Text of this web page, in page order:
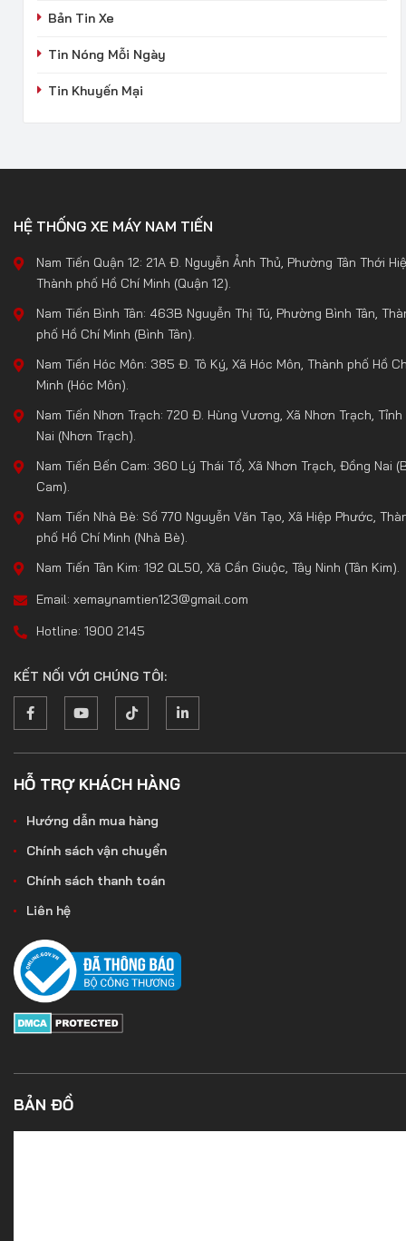
Bản Tin Xe
Tin Nóng Mỗi Ngày
Tin Khuyến Mại
HỆ THỐNG XE MÁY NAM TIẾN
Nam Tiến Quận 12: 21A Đ. Nguyễn Ảnh Thủ, Phường Tân Thới
Thành phố Hồ Chí Minh (Quận 12).
Nam Tiến Bình Tân: 463B Nguyễn Thị Tú, Phường Bình Tân,
phố Hồ Chí Minh (Bình Tân).
Nam Tiến Hóc Môn: 385 Đ. Tô Ký, Xã Hóc Môn, Thành phố Hồ
Minh (Hóc Môn).
Nam Tiến Nhơn Trạch: 720 Đ. Hùng Vương, Xã Nhơn Trạch,
Nai (Nhơn Trạch).
Nam Tiến Bến Cam: 360 Lý Thái Tổ, Xã Nhơn Trạch, Đồng Nai
Cam).
Nam Tiến Nhà Bè: Số 770 Nguyễn Văn Tạo, Xã Hiệp Phước,
phố Hồ Chí Minh (Nhà Bè).
Nam Tiến Tân Kim: 192 QL50, Xã Cần Giuộc, Tây Ninh (Tân Kim).
Email: xemaynamtien123@gmail.com
Hotline: 1900 2145
KẾT NỐI VỚI CHÚNG TÔI:
HỖ TRỢ KHÁCH HÀNG
Hướng dẫn mua hàng
Chính sách vận chuyển
Chính sách thanh toán
Liên hệ
BẢN ĐỒ